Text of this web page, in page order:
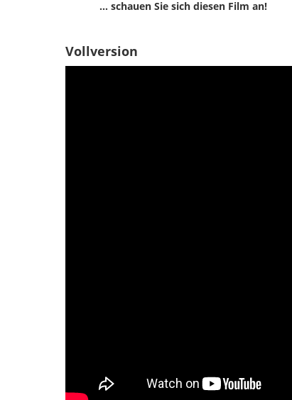
… schauen Sie sich diesen Film an!
Vollversion